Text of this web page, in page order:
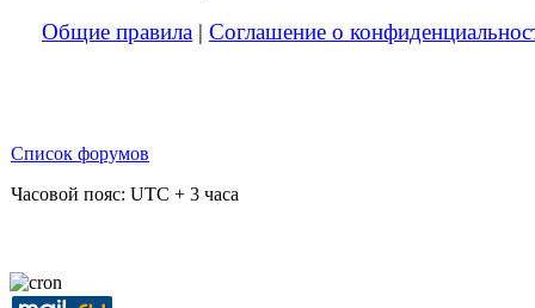
Общие правила | Соглашение о
Список форумов
Часовой пояс: UTC + 3 часа